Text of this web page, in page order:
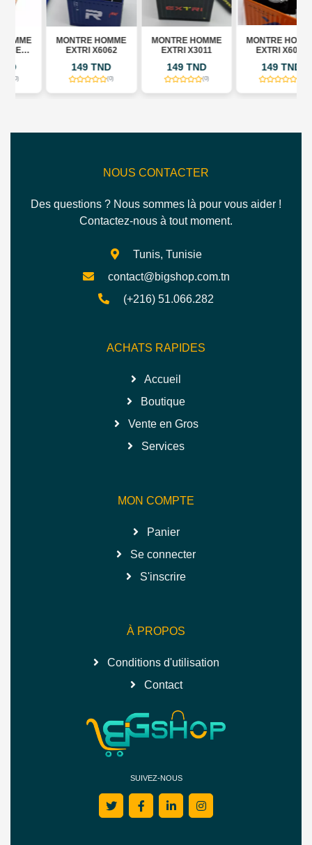
MONTRE HOMME
EXTRI X6062
149 TND
(0)
MONTRE HOMME
EXTRI X3011
149 TND
(0)
MONTRE HOMME
EXTRI X6058
149 TND
(0)
NOUS CONTACTER
Des questions ? Nous sommes là pour vous aider !
Contactez-nous à tout moment.
Tunis, Tunisie
contact@bigshop.com.tn
(+216) 51.066.282
ACHATS RAPIDES
Accueil
Boutique
Vente en Gros
Services
MON COMPTE
Panier
Se connecter
S'inscrire
À PROPOS
Conditions d'utilisation
Contact
SUIVEZ-NOUS